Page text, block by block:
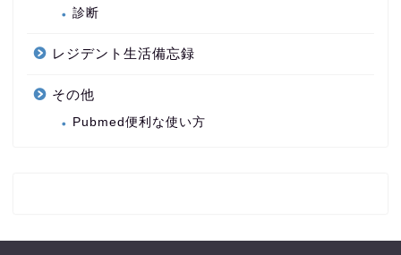
診断
レジデント生活備忘録
その他
Pubmed便利な使い方